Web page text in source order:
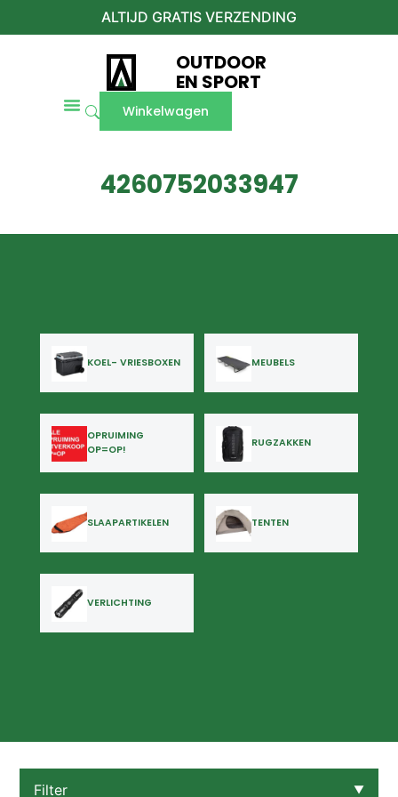
ALTIJD GRATIS VERZENDING
OUTDOOR
EN SPORT
Winkelwagen
4260752033947
KOEL- VRIESBOXEN MEUBELS
OPRUIMING
OP=OP!
RUGZAKKEN
SLAAPARTIKELEN TENTEN
VERLICHTING
Filter ▼